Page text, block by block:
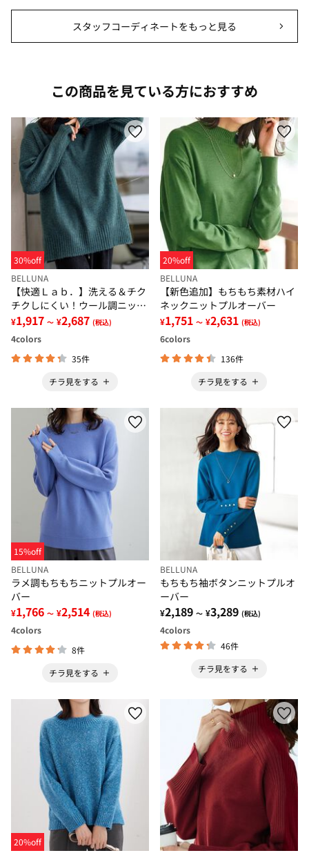
スタッフコーディネートをもっと見る
この商品を見ている方におすすめ
30%off
BELLUNA
【快適Ｌａｂ．】洗える＆チク
チクしにくい！ウール調ニット
プルオーバー
¥1,917 ～ ¥2,687 (税込)
4colors
35件
チラ見をする
20%off
BELLUNA
【新色追加】もちもち素材ハイ
ネックニットプルオーバー
¥1,751 ～ ¥2,631 (税込)
6colors
136件
チラ見をする
15%off
BELLUNA
ラメ調もちもちニットプルオー
バー
¥1,766 ～ ¥2,514 (税込)
4colors
8件
チラ見をする
BELLUNA
もちもち袖ボタンニットプルオ
ーバー
¥2,189 ～ ¥3,289 (税込)
4colors
46件
チラ見をする
20%off